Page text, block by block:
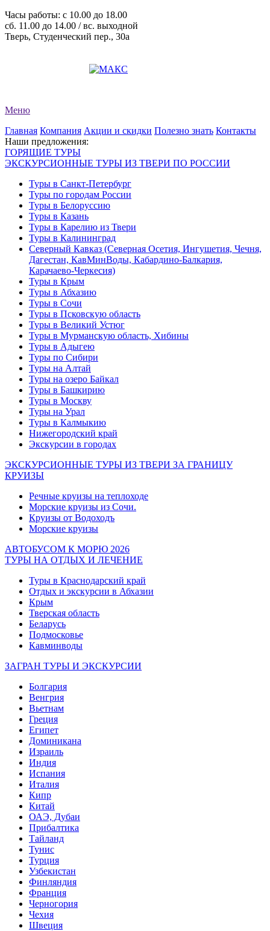
Часы работы: c 10.00 до 18.00
сб. 11.00 до 14.00 / вс. выходной
Тверь, Студенческий пер., 30а
Меню
Главная Компания Акции и скидки Полезно знать Контакты
Наши предложения:
ГОРЯЩИЕ ТУРЫ
ЭКСКУРСИОННЫЕ ТУРЫ ИЗ ТВЕРИ ПО РОССИИ
Туры в Санкт-Петербург
Туры по городам России
Туры в Белоруссию
Туры в Казань
Туры в Карелию из Твери
Туры в Калининград
Северный Кавказ (Северная Осетия, Ингушетия, Чечня,
Дагестан, КавМинВоды, Кабардино-Балкария,
Карачаево-Черкесия)
Туры в Крым
Туры в Абхазию
Туры в Сочи
Туры в Псковскую область
Туры в Великий Устюг
Туры в Мурманскую область, Хибины
Туры в Адыгею
Туры по Сибири
Туры на Алтай
Туры на озеро Байкал
Туры в Башкирию
Туры в Москву
Туры на Урал
Туры в Калмыкию
Нижегородский край
Экскурсии в городах
ЭКСКУРСИОННЫЕ ТУРЫ ИЗ ТВЕРИ ЗА ГРАНИЦУ
КРУИЗЫ
Речные круизы на теплоходе
Морские круизы из Сочи.
Круизы от Водоходъ
Морские круизы
АВТОБУСОМ К МОРЮ 2026
ТУРЫ НА ОТДЫХ И ЛЕЧЕНИЕ
Туры в Краснодарский край
Отдых и экскурсии в Абхазии
Крым
Тверская область
Беларусь
Подмосковье
Кавминводы
ЗАГРАН ТУРЫ И ЭКСКУРСИИ
Болгария
Венгрия
Вьетнам
Греция
Египет
Доминикана
Израиль
Индия
Испания
Италия
Кипр
Китай
ОАЭ, Дубаи
Прибалтика
Тайланд
Тунис
Турция
Узбекистан
Финляндия
Франция
Черногория
Чехия
Швеция